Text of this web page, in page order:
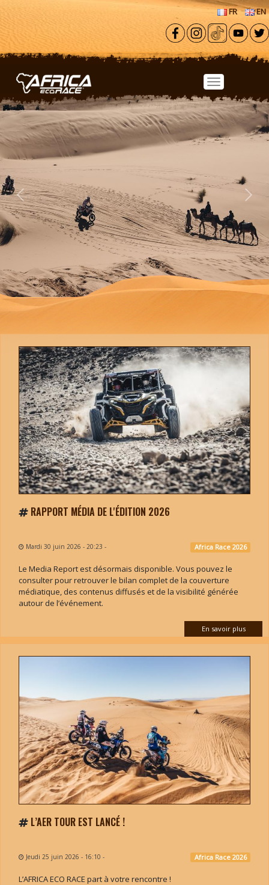
Aller au contenu principal
FR EN
Previous Next
RAPPORT MÉDIA DE L'ÉDITION 2026
Mardi 30 juin 2026 - 20:23 - Africa Race 2026
Le Media Report est désormais disponible. Vous pouvez le
consulter pour retrouver le bilan complet de la couverture
médiatique, des contenus diffusés et de la visibilité générée
autour de l’événement.
En savoir plus
L’AER TOUR EST LANCÉ !
Jeudi 25 juin 2026 - 16:10 - Africa Race 2026
L’AFRICA ECO RACE part à votre rencontre !